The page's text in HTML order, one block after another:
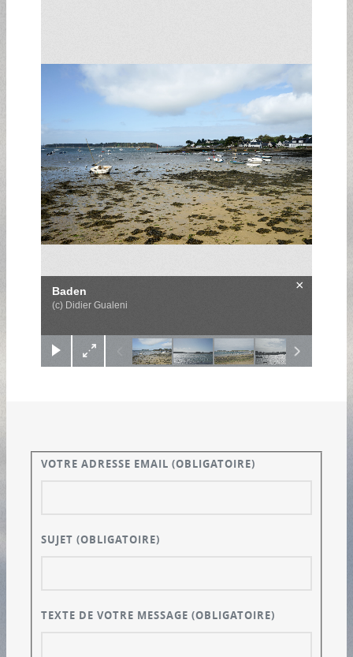
Baden
(c) Didier Gualeni
×
VOTRE ADRESSE EMAIL(OBLIGATOIRE)
SUJET(OBLIGATOIRE)
TEXTE DE VOTRE MESSAGE(OBLIGATOIRE)